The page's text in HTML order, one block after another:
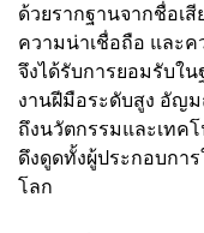
ด้วยรากฐานจากชื่อเ
ความน่าเชื่อถือ และค
จึงได้รับการยอมรับใ
งานฝีมือระดับสูง อัญม
ถึงนวัตกรรมและเทค
ดึงดูดทั้งผู้ประกอบกา
โลก